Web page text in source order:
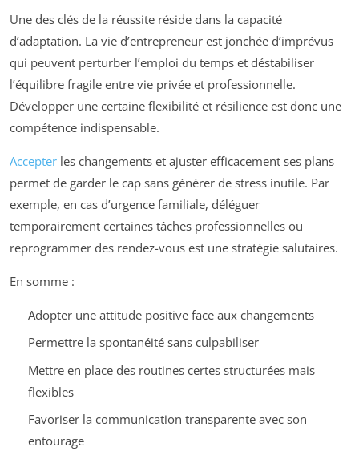
Une des clés de la réussite réside dans la capacité
d’adaptation. La vie d’entrepreneur est jonchée d’imprévus
qui peuvent perturber l’emploi du temps et déstabiliser
l’équilibre fragile entre vie privée et professionnelle.
Développer une certaine flexibilité et résilience est donc une
compétence indispensable.
Accepter les changements et ajuster efficacement ses plans
permet de garder le cap sans générer de stress inutile. Par
exemple, en cas d’urgence familiale, déléguer
temporairement certaines tâches professionnelles ou
reprogrammer des rendez-vous est une stratégie salutaires.
En somme :
Adopter une attitude positive face aux changements
Permettre la spontanéité sans culpabiliser
Mettre en place des routines certes structurées mais
flexibles
Favoriser la communication transparente avec son
entourage